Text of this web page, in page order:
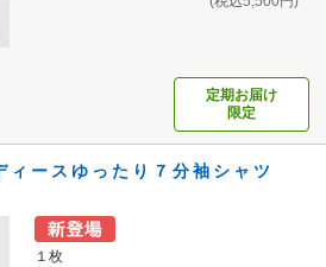
定期お届け
限定
ィースゆったり７分袖シャツ
１枚